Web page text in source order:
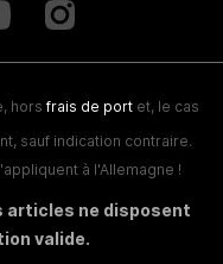
hors frais de port et, le cas
sauf indication contraire.
à l'Allemagne !
articles ne disposent
valide.